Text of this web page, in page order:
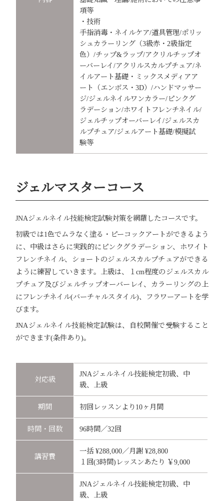
項等
・技術
手指消毒・ネイルケア/道具管理/ポリッ
シュカラーリング（3級赤・2級指定
色）/チップ&ラップ/アクリルチップオ
ーバーレイ/アクリルスカルプチュア/ネ
イルアート基礎・ミックスメディアア
ート（エンボス・3D）/ハンドマッサー
ジ/ジェルネイルワンカラー/ピンクグ
ラデーション/ホワイトフレンチネイル/
ジェルチップオーバーレイ/ジェルスカ
ルプチュア/ジェルアート基礎/模擬試
験等
ジェルマスターコース
JNAジェルネイル技能検定試験対策を網羅したコースです。
初級では1色でムラなく塗る・ピーコックアートができるよう
に、中級はさらに実践的にピンクグラデーション、ホワイト
フレンチネイル、ショートのジェルスカルプチュアができる
ように練習していきます。上級は、１cm程度のジェルスカル
プチュア及びジェルチップオーバーレイ、カラーリングの上
にフレンチネイル(バーチャルスタイル)、フラワーアートを学
びます。
JNAジェルネイル技能検定試験は、自校開催で受験すること
ができます(条件あり)。
対応級
JNAジェルネイル技能検定初級、中
級、上級
期間 初回レッスンより10ヶ月間
時間・回数 96時間／32回
講習費
一括 ¥288,000／月謝 ¥28,800
１回(3時間)レッスンあたり ￥9,000
JNAジェルネイル技能検定初級、中
級、上級